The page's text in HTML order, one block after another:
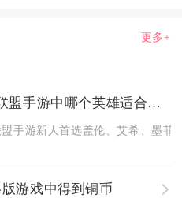
更多+
英雄联盟手游中哪个英雄适合新人
手游新人首选盖伦、艾希、墨菲
游戏中得到铜币